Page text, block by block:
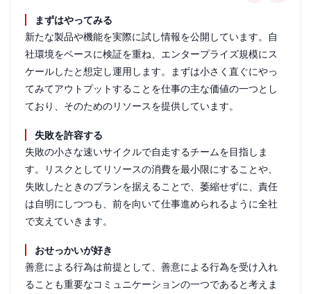
まずはやってみる
新たな製品や機能を実際に試し情報を公開しています。自
社環境をベースに検証を重ね、エンタープライズ規模にス
ケールしたと想定し運用します。まずは小さく直ぐにやっ
てみてアウトプットすることを仕事の主な価値の一つとし
ており、そのためのリソースを提供しています。
失敗を許容する
失敗の小さな速いサイクルで自走するチームを目指しま
す。リスクとしてリソースの消費を最小限にすることや、
失敗したときのプランを据えることで、萎縮せずに、責任
は自明にしつつも、前を向いて仕事進められるように全社
で支えていきます。
おせっかいが好き
善意による行為は前提として、善意による行為を受け入れ
ることも重要なコミュニケーションの一つであると考えま